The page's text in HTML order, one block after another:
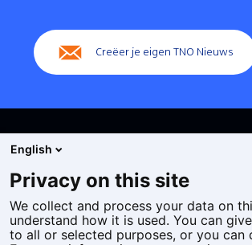
Creëer je eigen TNO Nieuws
Cookies
Privacy statement
English
Privacy on this site
We collect and process your data on
understand how it is used. You can
to all or selected purposes, or you can